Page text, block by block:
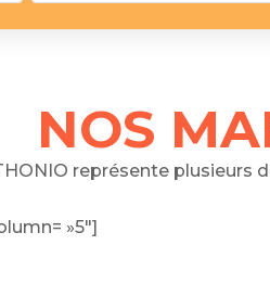
NOS
représente plusieurs
»5″]